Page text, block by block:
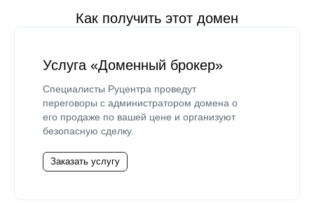
Как получить этот домен
Услуга «Доменный брокер»
Специалисты Руцентра проведут
переговоры с администратором домена о
его продаже по вашей цене и организуют
безопасную сделку.
Заказать услугу